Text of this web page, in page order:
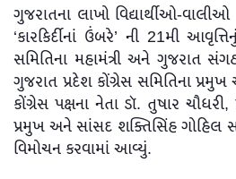
ગુજરાતના લાખો વિદ્યાર્થીઓ-
‘કારકિર્દીનાં ઉંબરે’ ની 21મી
સમિતિના મહામંત્રી અને ગુજરાત
ગુજરાત પ્રદેશ કોંગ્રેસ સમિતિના
કોંગ્રેસ પક્ષના નેતા ડૉ. તુષાર ચૌધરી,
પ્રમુખ અને સાંસદ શક્તિસિંહ ગોહિલ
વિમોચન કરવામાં આવ્યું.